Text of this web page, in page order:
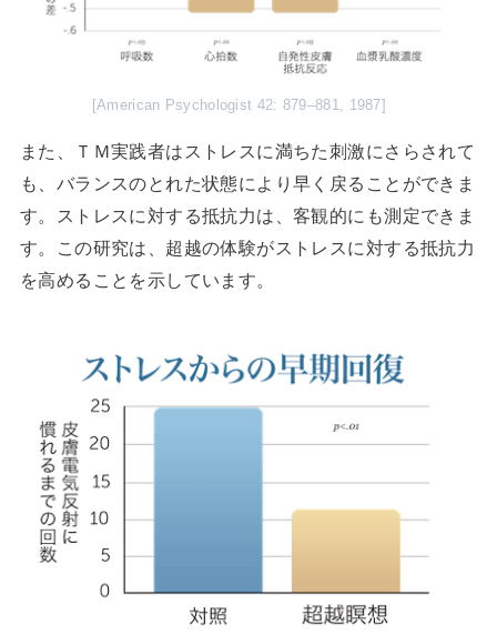
[American Psychologist 42: 879–881, 1987]
また、ＴＭ実践者はストレスに満ちた刺激にさらされて
も、バランスのとれた状態により早く戻ることができま
す。ストレスに対する抵抗力は、客観的にも測定できま
す。この研究は、超越の体験がストレスに対する抵抗力
を高めることを示しています。